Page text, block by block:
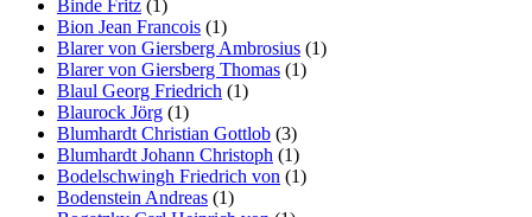
Binde Fritz (1)
Bion Jean Francois (1)
Blarer von Giersberg Ambrosius (1)
Blarer von Giersberg Thomas (1)
Blaul Georg Friedrich (1)
Blaurock Jörg (1)
Blumhardt Christian Gottlob (3)
Blumhardt Johann Christoph (1)
Bodelschwingh Friedrich von (1)
Bodenstein Andreas (1)